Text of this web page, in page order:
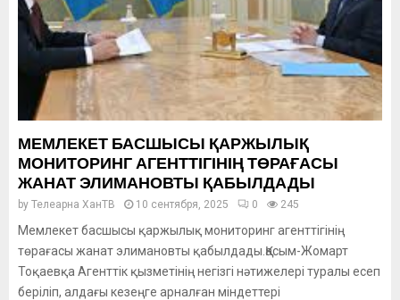
МЕМЛЕКЕТ БАСШЫСЫ ҚАРЖЫЛЫҚ
МОНИТОРИНГ АГЕНТТІГІНІҢ ТӨРАҒАСЫ
ЖАНАТ ЭЛИМАНОВТЫ ҚАБЫЛДАДЫ
by Телеарна ХанТВ 10 сентября, 2025 0 245
Мемлекет басшысы қаржылық мониторинг агенттігінің
төрағасы жанат элимановты қабылдады.Қасым-Жомарт
Тоқаевқа Агенттік қызметінің негізгі нәтижелері туралы есеп
беріліп, алдағы кезеңге арналған міндеттері